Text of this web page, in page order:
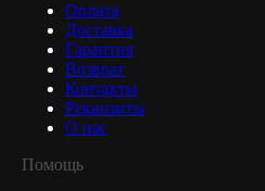
Оплата
Доставка
Гарантия
Возврат
Контакты
Реквизиты
О нас
Помощь